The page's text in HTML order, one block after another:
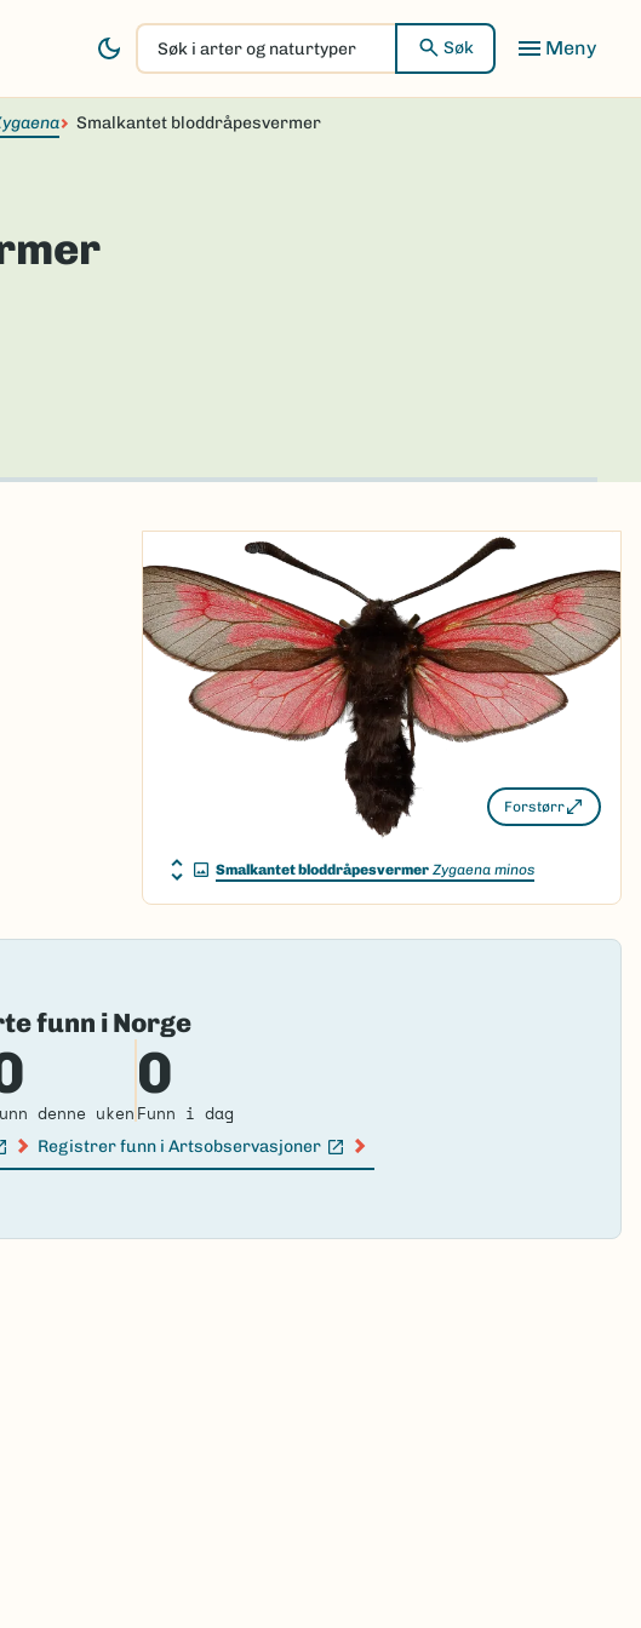
Søk
i
arter
og
Søk
Smalkantet bloddråpesvermer
Forstørr
Smalkantet bloddråpesvermer Zygaena minos
funn i Norge
denne uken
0
Funn i dag
Registrer funn i Artsobservasjoner
(Ekstern lenke)